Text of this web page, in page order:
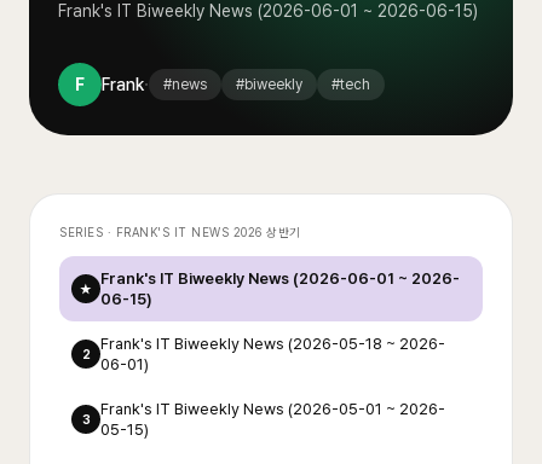
Frank's IT Biweekly News (2026-06-01 ~ 2026-06-15)
F Frank· #news #biweekly #tech
SERIES · FRANK'S IT NEWS 2026 상반기
★
Frank's IT Biweekly News (2026-06-01 ~ 2026-
06-15)
2
Frank's IT Biweekly News (2026-05-18 ~ 2026-
06-01)
3
Frank's IT Biweekly News (2026-05-01 ~ 2026-
05-15)